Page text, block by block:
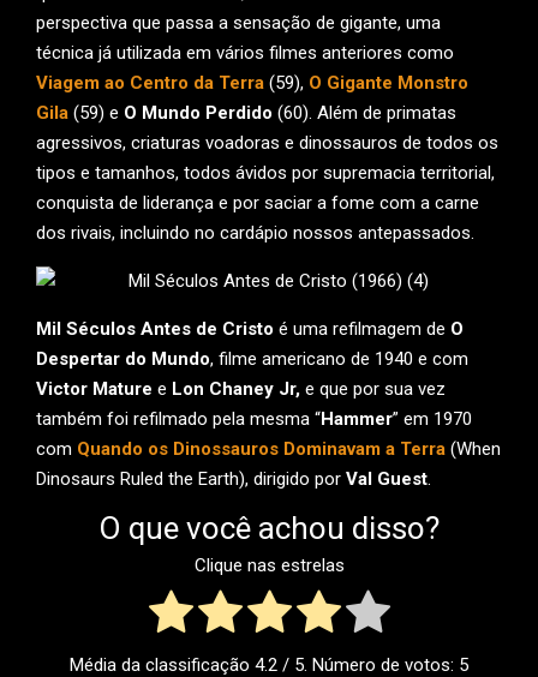
perspectiva que passa a sensação de gigante, uma
técnica já utilizada em vários filmes anteriores como
Viagem ao Centro da Terra (59), O Gigante Monstro
Gila (59) e O Mundo Perdido (60). Além de primatas
agressivos, criaturas voadoras e dinossauros de todos os
tipos e tamanhos, todos ávidos por supremacia territorial,
conquista de liderança e por saciar a fome com a carne
dos rivais, incluindo no cardápio nossos antepassados.
Mil Séculos Antes de Cristo é uma refilmagem de O
Despertar do Mundo, filme americano de 1940 e com
Victor Mature e Lon Chaney Jr, e que por sua vez
também foi refilmado pela mesma “Hammer” em 1970
com Quando os Dinossauros Dominavam a Terra (When
Dinosaurs Ruled the Earth), dirigido por Val Guest.
O que você achou disso?
Clique nas estrelas
Média da classificação 4.2 / 5. Número de votos: 5